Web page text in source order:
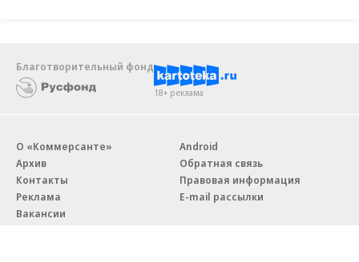
Благотворительный фонд
18+ реклама
О «Коммерсанте»
Архив
Контакты
Реклама
Вакансии
Android
Обратная связь
Правовая информация
E-mail рассылки